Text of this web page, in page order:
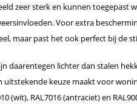
zeer sterk en kunnen toegepast
Voor extra
maar past het ook perfect bij de
daarentegen lichter dan stalen
keuze maakt voor
(wit), RAL7016 (antraciet) en